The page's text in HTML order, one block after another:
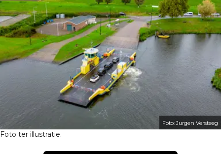
Foto: Jurgen Versteeg
Foto ter illustratie.